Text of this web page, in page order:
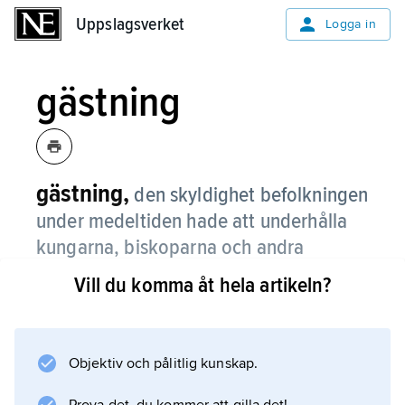
Uppslagsverket Logga in
gästning
gästning, den skyldighet befolkningen
under medeltiden hade att underhålla
kungarna, biskoparna och andra
överhetspersoner samt deras beridna
följen under deras färder genom landet.
den äldre medeltiden, och den övergick
Vill du komma åt hela artikeln?
Objektiv och pålitlig kunskap.